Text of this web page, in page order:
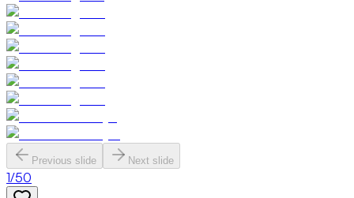
Previous slide Next slide
1/50